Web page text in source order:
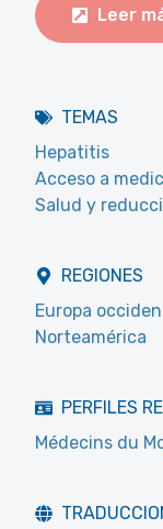
Leer
TEMAS
Hepatitis
Acceso a
Salud y
REGIONES
Europa
Norteamérica
PERFILES
Médecins du